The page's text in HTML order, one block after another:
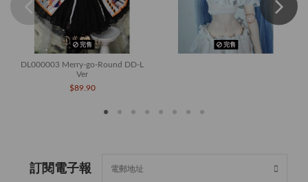
完售
DL000003 Merry-go-Round DD-L
Ver
$89.90
完售
訂閱電子報